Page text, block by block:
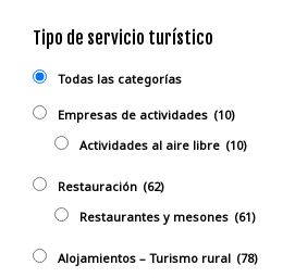
Tipo de servicio turístico
Todas las categorías
Empresas de actividades (10)
Actividades al aire libre (10)
Restauración (62)
Restaurantes y mesones (61)
Alojamientos – Turismo rural (78)